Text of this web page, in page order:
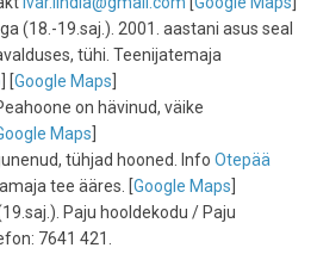
(18.-19.saj.). 2001. aastani asus seal
tühi. Teenijatemaja
] [Google Maps
on hävinud, väike
Maps
tühjad hooned. Info Otepää
tee ääres. [Google Maps
Paju hooldekodu / Paju
7641 421.